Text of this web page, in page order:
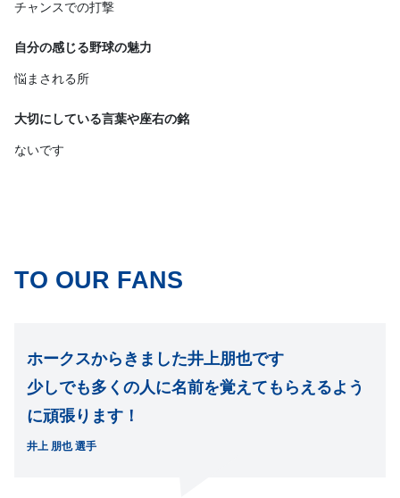
チャンスでの打撃
自分の感じる野球の魅力
悩まされる所
大切にしている言葉や座右の銘
ないです
TO OUR FANS
ホークスからきました井上朋也です
少しでも多くの人に名前を覚えてもらえるよう
に頑張ります！
井上 朋也 選手